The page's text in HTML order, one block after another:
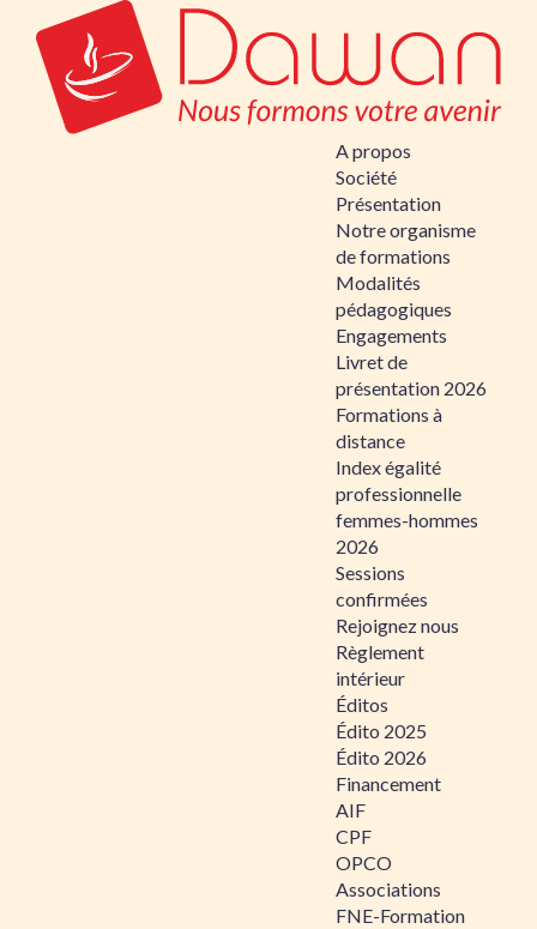
A propos
Société
Présentation
Notre organisme
de formations
Modalités
pédagogiques
Engagements
Livret de
présentation 2026
Formations à
distance
Index égalité
professionnelle
femmes-hommes
2026
Sessions
confirmées
Rejoignez nous
Règlement
intérieur
Éditos
Édito 2025
Édito 2026
Financement
AIF
CPF
OPCO
Associations
FNE-Formation